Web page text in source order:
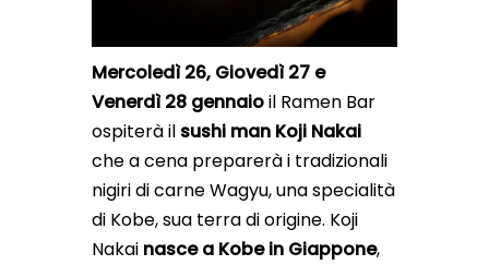
Mercoledì 26, Giovedì 27 e
Venerdì 28 gennaioil Ramen Bar
ospiterà il sushi man Koji Nakai
che a cena preparerà i tradizionali
nigiri di carne Wagyu, una specialità
di Kobe, sua terra di origine. Koji
Nakai nasce a Kobe in Giappone,